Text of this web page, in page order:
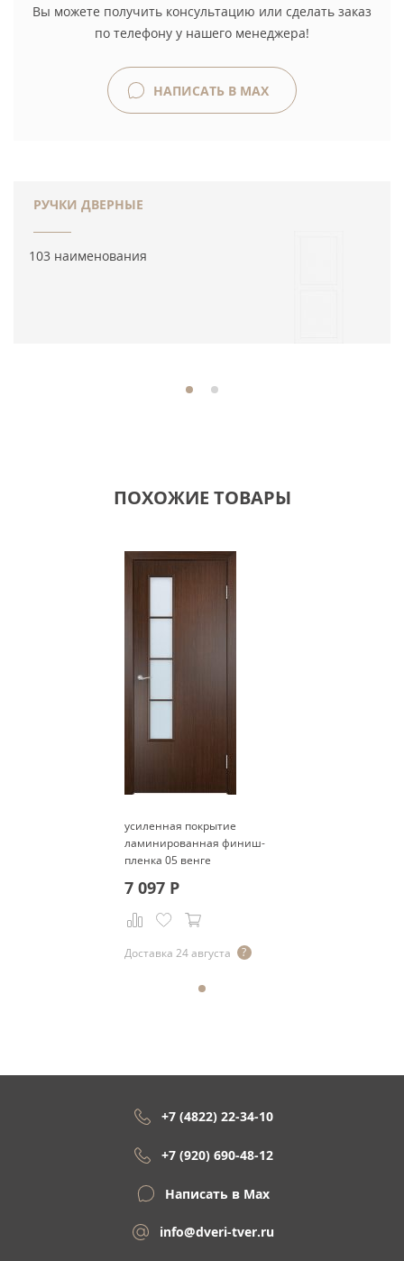
Вы можете получить консультацию или сделать заказ
по телефону у нашего менеджера!
НАПИСАТЬ В MAX
РУЧКИ ДВЕРНЫЕ
103 наименования
ПОХОЖИЕ ТОВАРЫ
усиленная покрытие
ламинированная финиш-
пленка 05 венге
7 097Р
Доставка 24 августа
+7 (4822) 22-34-10
+7 (920) 690-48-12
Написать в Max
info@dveri-tver.ru